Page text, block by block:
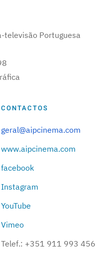
televisão Portuguesa
CONTACTOS
geral@aipcinema.com
www.aipcinema.com
facebook
Instagram
YouTube
Vimeo
Telef.: +351 911 993 456